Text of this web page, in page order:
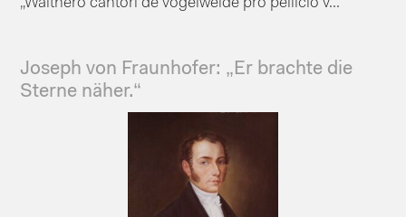
„Walthero cantori de vogelweide pro pellicio v...
Joseph von Fraunhofer: „Er brachte die
Sterne näher.“